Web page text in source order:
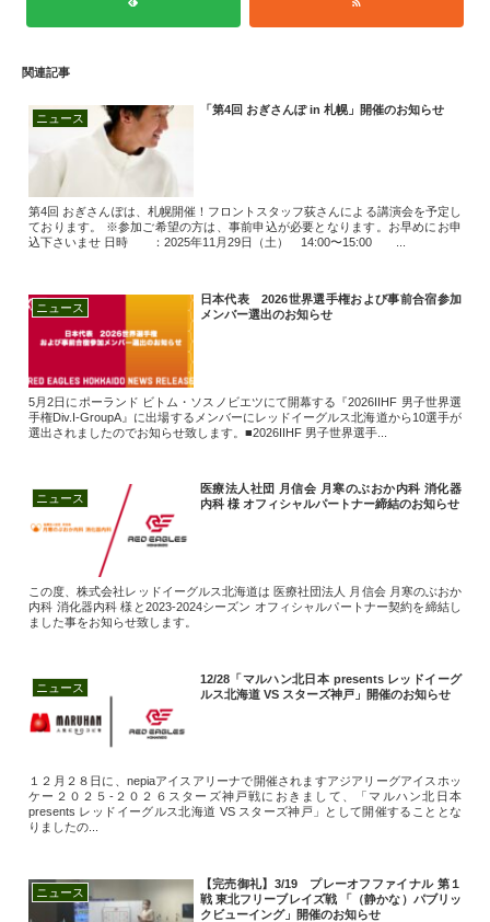
関連記事
ニュース
「第4回 おぎさんぽ in 札幌」開催のお知らせ
第4回 おぎさんぽは、札幌開催！フロントスタッフ荻さんによる講演会を予定し
ております。 ※参加ご希望の方は、事前申込が必要となります。お早めにお申
込下さいませ 日時 ：2025年11月29日（土） 14:00〜15:00 ...
ニュース
日本代表 2026世界選手権および事前合宿参加
メンバー選出のお知らせ
5月2日にポーランド ビトム・ソスノビエツにて開幕する『2026IIHF 男子世界選
手権Div.I-GroupA』に出場するメンバーにレッドイーグルス北海道から10選手が
選出されましたのでお知らせ致します。■2026IIHF 男子世界選手...
ニュース
医療法人社団 月信会 月寒のぶおか内科 消化器
内科 様 オフィシャルパートナー締結のお知らせ
この度、株式会社レッドイーグルス北海道は 医療社団法人 月信会 月寒のぶおか
内科 消化器内科 様と2023-2024シーズン オフィシャルパートナー契約を締結し
ました事をお知らせ致します。
ニュース
12/28「マルハン北日本 presents レッドイーグ
ルス北海道 VS スターズ神戸」開催のお知らせ
１２月２８日に、nepiaアイスアリーナで開催されますアジアリーグアイスホッ
ケー２０２５-２０２６スターズ神戸戦におきまして、「マルハン北日本
presents レッドイーグルス北海道 VS スターズ神戸」として開催することとな
りましたの...
ニュース
【完売御礼】3/19 プレーオフファイナル 第１
戦 東北フリーブレイズ戦 「（静かな）パブリッ
クビューイング」開催のお知らせ